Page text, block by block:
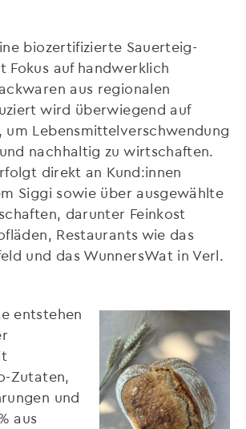
biozertifizierte Sauerteig-
Fokus auf handwerklich
aus regionalen
wird überwiegend auf
um Lebensmittelverschwendung
nachhaltig zu wirtschaften.
direkt an Kund:innen
Siggi sowie über ausgewählte
darunter Feinkost
Restaurants wie das
und das WunnersWat in Verl.
entstehen
Zutaten,
und
aus